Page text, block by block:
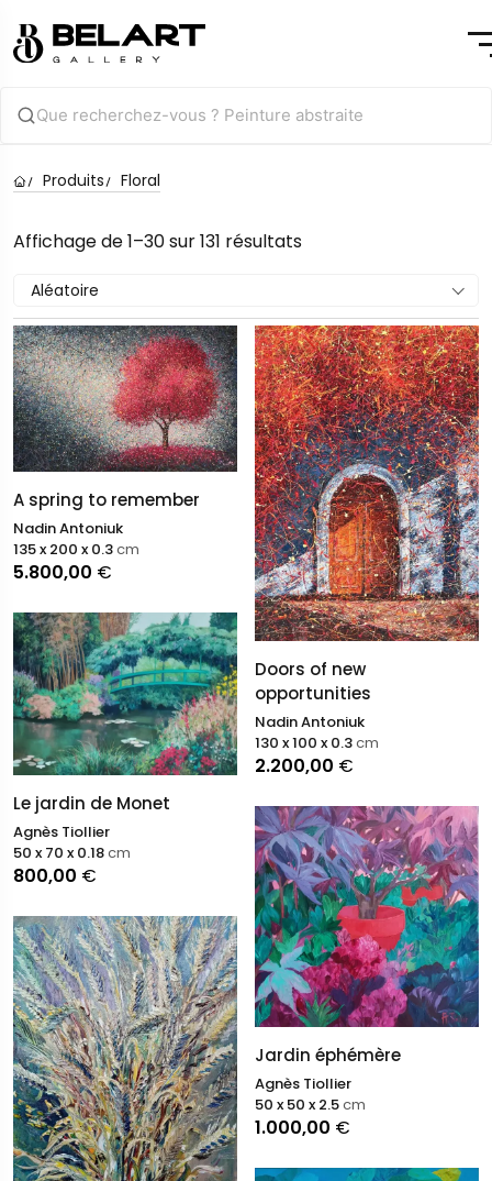
Produits Floral
Affichage de 1–30 sur 131 résultats
Aléatoire
A spring to remember
Nadin Antoniuk
5.800,00 €
135 x 200 x 0.3cm
Le jardin de Monet
Agnès Tiollier
800,00 €
50 x 70 x 0.18cm
Doors of new
opportunities
Nadin Antoniuk
2.200,00 €
130 x 100 x 0.3cm
Jardin éphémère
Agnès Tiollier
1.000,00 €
50 x 50 x 2.5cm